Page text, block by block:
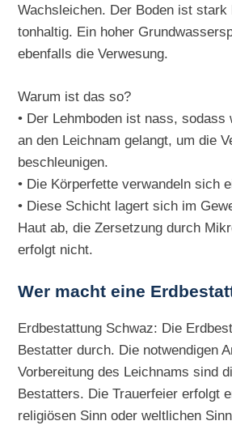
Wachsleichen. Der Boden ist stark
tonhaltig. Ein hoher
ebenfalls die Verwesung.
Warum ist das so?
• Der Lehmboden ist nass, sodass
an den Leichnam gelangt, um die
beschleunigen.
• Die Körperfette verwandeln sich
• Diese Schicht lagert sich im
Haut ab, die Zersetzung durch
erfolgt nicht.
Wer macht eine
Erdbestattung Schwaz: Die
Bestatter durch. Die notwendigen
Vorbereitung des Leichnams sind
Bestatters. Die Trauerfeier erfolgt
religiösen Sinn oder weltlichen